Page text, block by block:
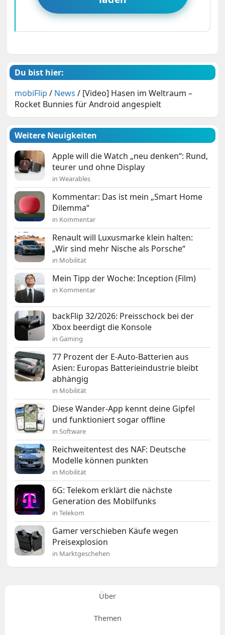
Du bist hier:
mobiFlip / News / [Video] Hasen im Weltraum –
Rocket Bunnies für Android angespielt
Weitere Neuigkeiten
Apple will die Watch „neu denken“: Rund,
teurer und ohne Display
in Wearables
Kommentar: Das ist mein „Smart Home
Dilemma“
in Kommentar
Renault will Luxusmarke klein halten:
„Wir sind mehr Nische als Porsche“
in Mobilität
Mein Tipp der Woche: Inception (Film)
in Kommentar
backFlip 32/2026: Preisschock bei der
Xbox beerdigt die Konsole
in Gaming
77 Prozent der E-Auto-Batterien aus
Asien: Europas Batterieindustrie bleibt
abhängig
in Mobilität
Diese Wander-App kennt deine Gipfel
und funktioniert sogar offline
in Software
Reichweitentest des NAF: Deutsche
Modelle können punkten
in Mobilität
6G: Telekom erklärt die nächste
Generation des Mobilfunks
in Telekom
Gamer verschieben Käufe wegen
Preisexplosion
in Marktgeschehen
Über
Themen